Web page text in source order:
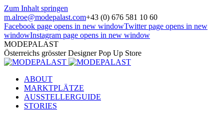
Zum Inhalt springen
m.alroe@modepalast.com+43 (0) 676 581 10 60
Facebook page opens in new windowTwitter page opens in new
windowInstagram page opens in new window
MODEPALAST
Österreichs grösster Designer Pop Up Store
ABOUT
MARKTPLÄTZE
AUSSTELLERGUIDE
STORIES